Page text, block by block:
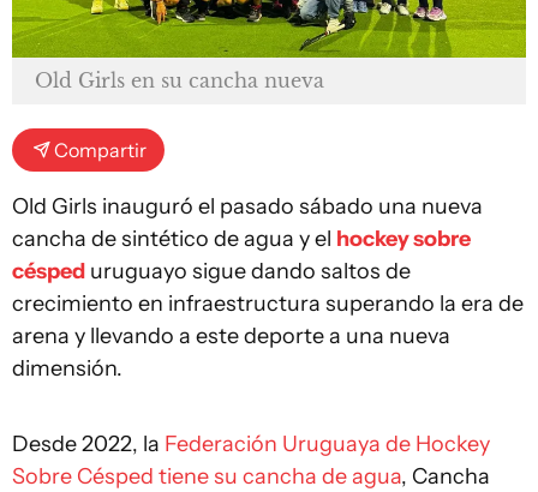
Old Girls en su cancha nueva
Compartir
Old Girls inauguró el pasado sábado una nueva
cancha de sintético de agua y el hockey sobre
césped uruguayo sigue dando saltos de
crecimiento en infraestructura superando la era de
arena y llevando a este deporte a una nueva
dimensión.
Desde 2022, la Federación Uruguaya de Hockey
Sobre Césped tiene su cancha de agua, Cancha